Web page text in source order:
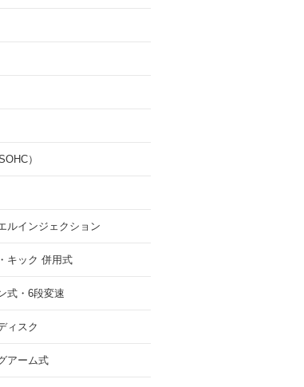
）
ルインジェクション
キック 併用式
式・6段変速
ィスク
アーム式